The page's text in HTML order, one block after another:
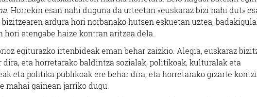
Horrekin esan nahi duguna da urteetan «euskaraz bizi nahi dut»
ardura hori norbanako hutsen eskuetan uztea,
etengabe haize kontran aritzea dela.
egiturazko irtenbideak eman behar zaizkio. Alegia, euskaraz
eta horretarako baldintza sozialak, politikoak, kulturalak eta
eta politika publikoak ere behar dira, eta horretarako gizarte
mahai gainean jarriko dugu.